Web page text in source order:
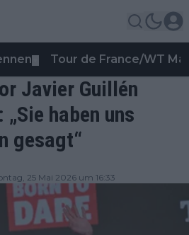
Tour de France/WT
Javier Guillén
haben uns
gesagt“
25 Mai 2026 um 16:33